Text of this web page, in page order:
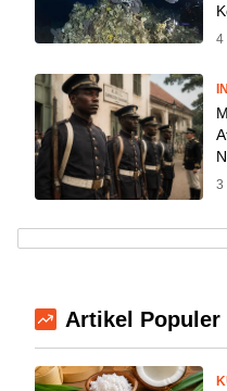
4
3
Artikel Populer